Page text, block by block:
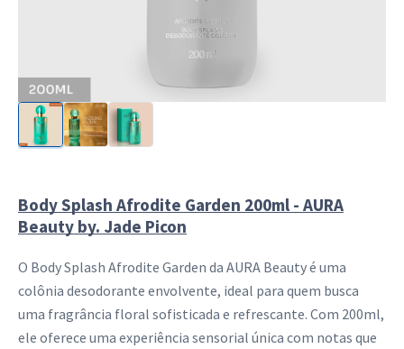
Body Splash Afrodite Garden 200ml - AURA
Beauty by. Jade Picon
O Body Splash Afrodite Garden da AURA Beauty é uma
colônia desodorante envolvente, ideal para quem busca
uma fragrância floral sofisticada e refrescante. Com 200ml,
ele oferece uma experiência sensorial única com notas que